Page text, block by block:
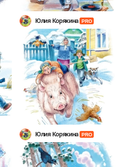
Юлия Корякина PRO
Юлия Корякина PRO